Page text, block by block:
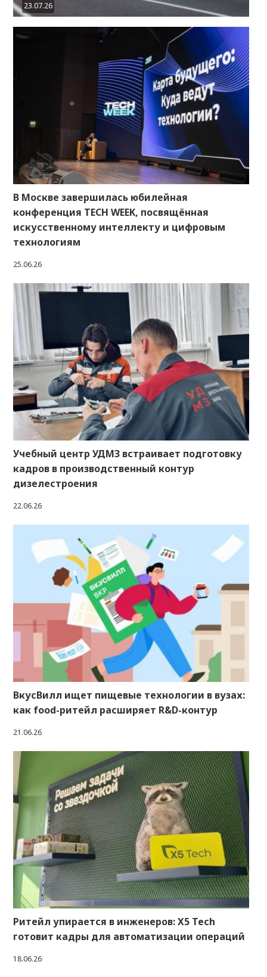
23.07.26
В Москве завершилась юбилейная
конференция TECH WEEK, посвящённая
искусственному интеллекту и цифровым
технологиям
25.06.26
Учебный центр УДМЗ встраивает подготовку
кадров в производственный контур
дизелестроения
22.06.26
ВкусВилл ищет пищевые технологии в вузах:
как food-ритейл расширяет R&D-контур
21.06.26
Ритейл упирается в инженеров: X5 Tech
готовит кадры для автоматизации операций
18.06.26